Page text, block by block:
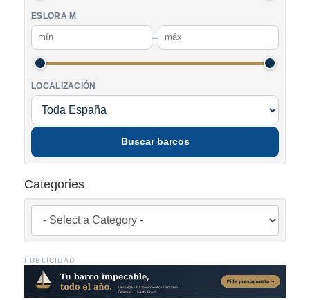
ESLORA M
–
LOCALIZACIÓN
Buscar barcos
Categories
PUBLICIDAD